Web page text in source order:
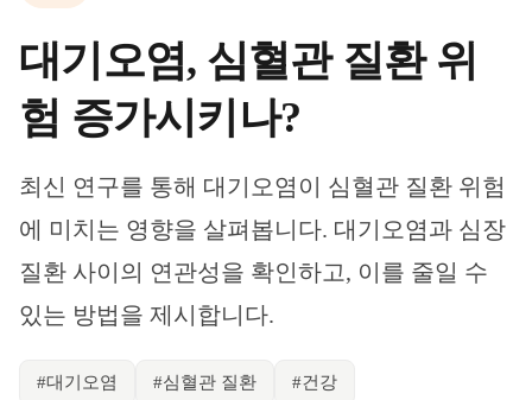
대기오염, 심혈관 질환 위
험 증가시키나?
최신 연구를 통해 대기오염이 심혈관 질환 위험
에 미치는 영향을 살펴봅니다. 대기오염과 심장
질환 사이의 연관성을 확인하고, 이를 줄일 수
있는 방법을 제시합니다.
#대기오염 #심혈관 질환 #건강